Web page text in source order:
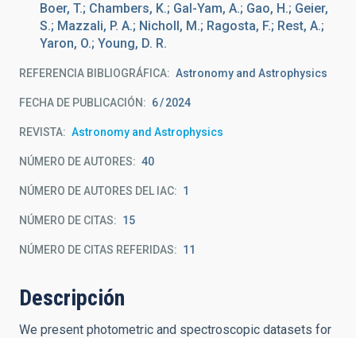
Boer, T.; Chambers, K.; Gal-Yam, A.; Gao, H.; Geier,
S.; Mazzali, P. A.; Nicholl, M.; Ragosta, F.; Rest, A.;
Yaron, O.; Young, D. R.
REFERENCIA BIBLIOGRÁFICA Astronomy and Astrophysics
FECHA DE PUBLICACIÓN: 6 2024
REVISTA Astronomy and Astrophysics
NÚMERO DE AUTORES 40
NÚMERO DE AUTORES DEL IAC 1
NÚMERO DE CITAS 15
NÚMERO DE CITAS REFERIDAS 11
Descripción
We present photometric and spectroscopic datasets for